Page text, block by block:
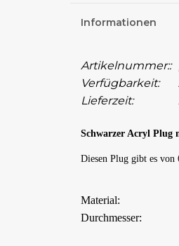
Informationen
Artikelnummer::
Verfügbarkeit:
Lieferzeit:
Schwarzer Acryl
Diesen Plug gibt es
Material:
Durchmesser: